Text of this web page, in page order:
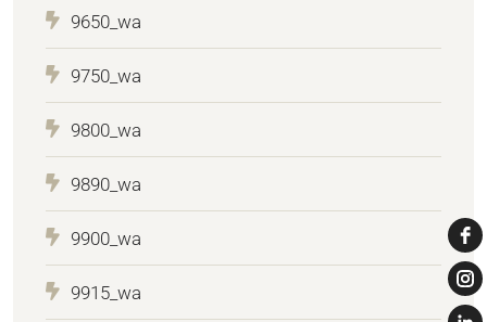
9650_wa
9750_wa
9800_wa
9890_wa
9900_wa
9915_wa